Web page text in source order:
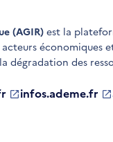
(AGIR) est la
économiques
dégradation des
infos.ademe.fr
S'ouvre